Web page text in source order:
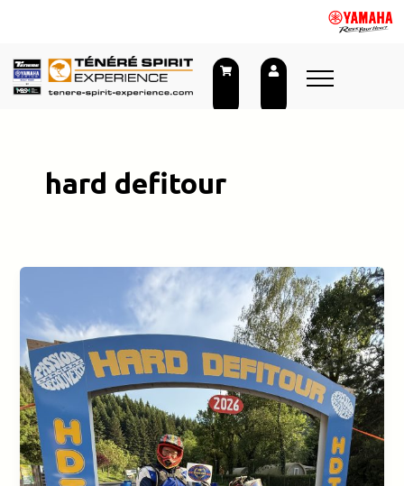
hard defitour